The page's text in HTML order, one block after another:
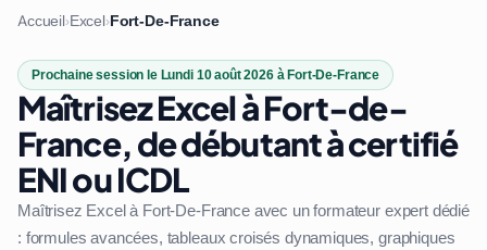
Accueil›Excel›Fort-De-France
Prochaine session le Lundi 10 août 2026 à Fort-De-France
Maîtrisez Excel à Fort-de-
France, de débutant à certifié
ENI ou ICDL
Maîtrisez Excel à Fort-De-France avec un formateur expert dédié
: formules avancées, tableaux croisés dynamiques, graphiques